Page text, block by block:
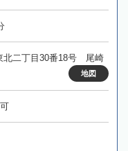
北二丁目30番18号 尾崎
地図